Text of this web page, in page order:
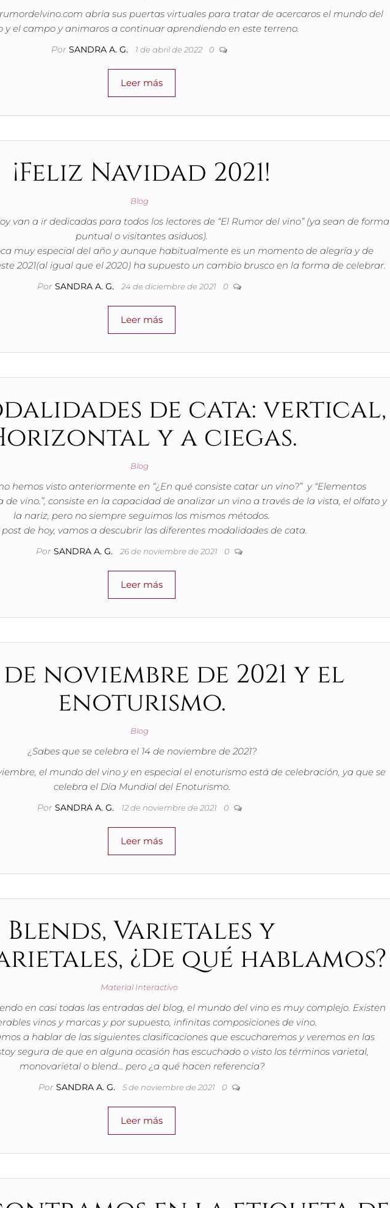
abría sus puertas virtuales para tratar de acercaros el mundo del
y el campo y animaros a continuar aprendiendo en este terreno.
Por SANDRA A. G. 1 de abril de 2022 0
Leer más
¡Feliz Navidad 2021!
Blog
van a ir dedicadas para todos los lectores de “El Rumor del vino” (ya sean de forma
puntual o visitantes asiduos).
muy especial del año y aunque habitualmente es un momento de alegría y de
2021(al igual que el 2020) ha supuesto un cambio brusco en la forma de celebrar.
Por SANDRA A. G. 24 de diciembre de 2021 0
Leer más
de cata: vertical,
y a ciegas.
Blog
hemos visto anteriormente en “¿En qué consiste catar un vino?” y “Elementos
de vino.”, consiste en la capacidad de analizar un vino a través de la vista, el olfato y
la nariz, pero no siempre seguimos los mismos métodos.
post de hoy, vamos a descubrir las diferentes modalidades de cata.
Por SANDRA A. G. 26 de noviembre de 2021 0
Leer más
de noviembre de 2021 y el
enoturismo.
Blog
¿Sabes que se celebra el 14 de noviembre de 2021?
el mundo del vino y en especial el enoturismo está de celebración, ya que se
celebra el Día Mundial del Enoturismo.
Por SANDRA A. G. 12 de noviembre de 2021 0
Leer más
Blends, Varietales y
¿De qué hablamos?
Material Interactivo
en casi todas las entradas del blog, el mundo del vino es muy complejo. Existen
vinos y marcas y por supuesto, infinitas composiciones de vino.
a hablar de las siguientes clasificaciones que escucharemos y veremos en las
segura de que en alguna ocasión has escuchado o visto los términos varietal,
monovarietal o blend… pero ¿a qué hacen referencia?
Por SANDRA A. G. 5 de noviembre de 2021 0
Leer más